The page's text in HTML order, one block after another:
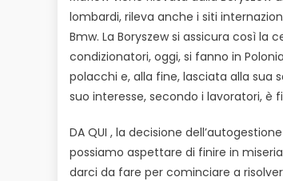
lombardi, rileva anche i siti
Bmw. La Boryszew si assicura così
condizionatori, oggi, si fanno in
polacchi e, alla fine, lasciata alla sua
suo interesse, secondo i lavoratori, è
DA QUI , la decisione
possiamo aspettare di finire in
darci da fare per cominciare a